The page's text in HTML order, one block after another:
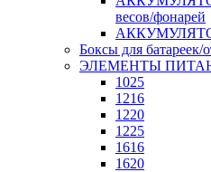
весов/фонарей
Боксы для батареек/
ЭЛЕМЕНТЫ
1025
1216
1220
1225
1616
1620